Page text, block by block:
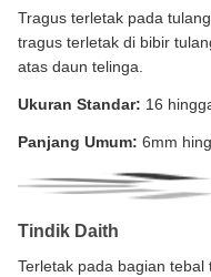
Tragus terletak pada
tragus terletak di bibir
atas daun telinga.
Ukuran Standar: 16
Panjang Umum: 6mm
Tindik Daith
Terletak pada bagian